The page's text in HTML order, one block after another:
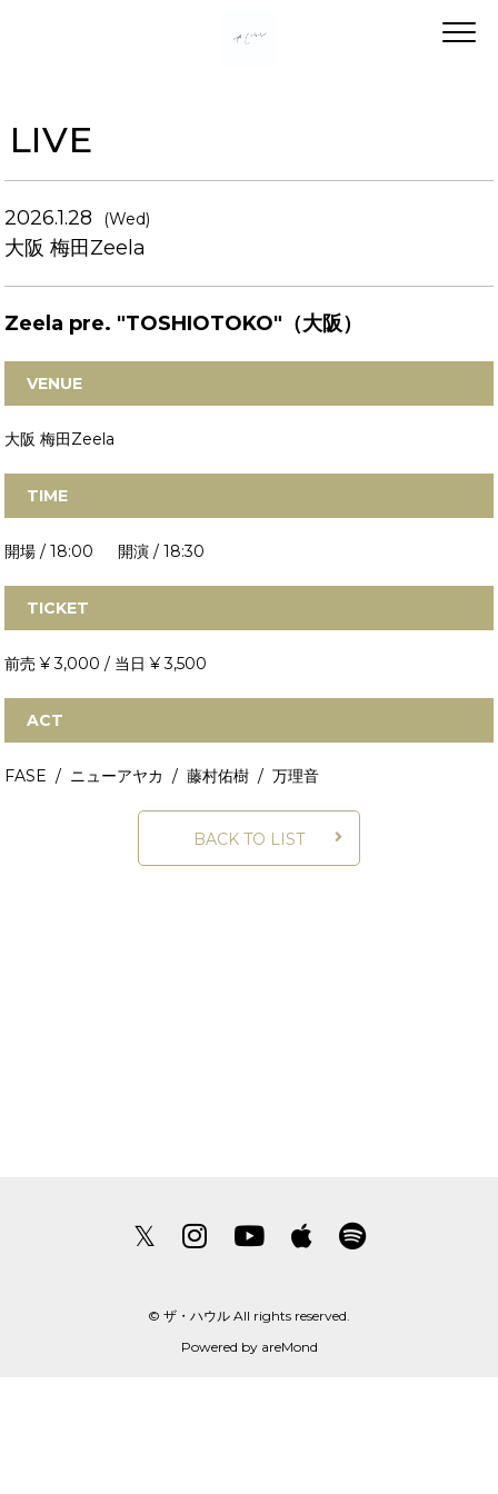
LIVE
2026.1.28 (Wed)
大阪 梅田Zeela
Zeela pre. "TOSHIOTOKO"（大阪）
VENUE
大阪 梅田Zeela
TIME
開場 / 18:00 開演 / 18:30
TICKET
前売 ¥ 3,000 / 当日 ¥ 3,500
ACT
FASE / ニューアヤカ / 藤村佑樹 / 万理音
BACK TO LIST
𝕏
© ザ・ハウル All rights reserved.
Powered by areMond